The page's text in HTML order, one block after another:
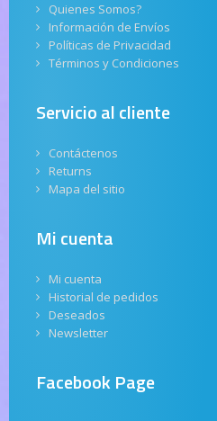
Quienes Somos?
Información de Envíos
Políticas de Privacidad
Términos y Condiciones
Servicio al cliente
Contáctenos
Returns
Mapa del sitio
Mi cuenta
Mi cuenta
Historial de pedidos
Deseados
Newsletter
Facebook Page